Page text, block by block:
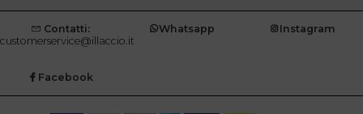
Contatti:
customerservice@illaccio.it
Whatsapp Instagram
Facebook